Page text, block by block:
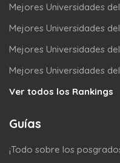
Mejores Universidades
Mejores Universidades
Mejores Universidades
Mejores Universidades
Ver todos los Rankings
Guías
¡Todo sobre los